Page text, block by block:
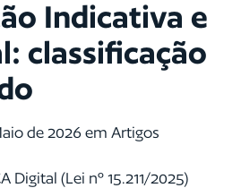
Indicativa e
classificação
de 2026 em Artigos
Digital (Lei nº 15.211/2025)